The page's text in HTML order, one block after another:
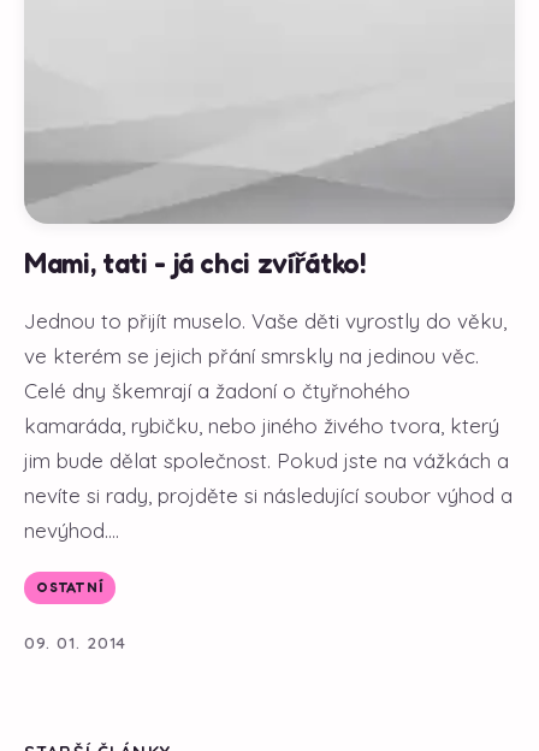
Mami, tati - já chci zvířátko!
Jednou to přijít muselo. Vaše děti vyrostly do věku,
ve kterém se jejich přání smrskly na jedinou věc.
Celé dny škemrají a žadoní o čtyřnohého
kamaráda, rybičku, nebo jiného živého tvora, který
jim bude dělat společnost. Pokud jste na vážkách a
nevíte si rady, projděte si následující soubor výhod a
nevýhod....
OSTATNÍ
09. 01. 2014